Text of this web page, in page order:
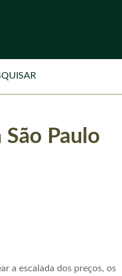
Paulo
a escalada dos preços, os